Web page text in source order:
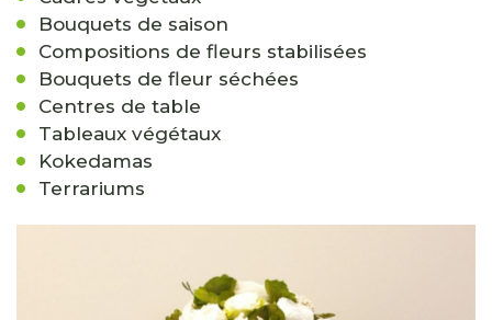
Bouquets de saison
Compositions de fleurs stabilisées
Bouquets de fleur séchées
Centres de table
Tableaux végétaux
Kokedamas
Terrariums